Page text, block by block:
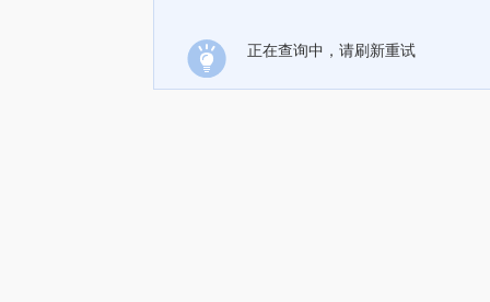
正在查询中，请刷新重试